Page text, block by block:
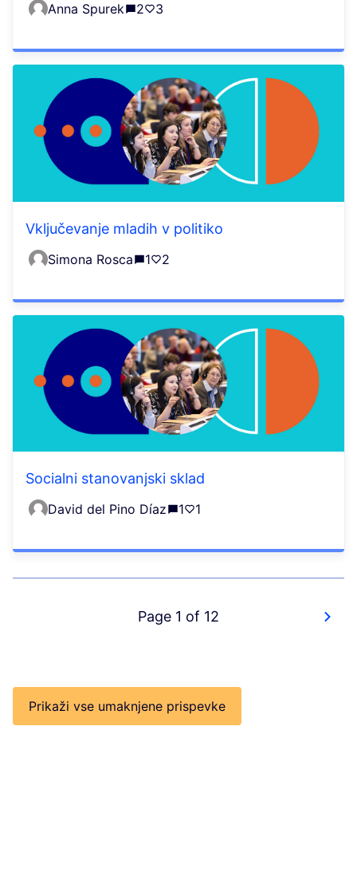
Anna Spurek 2 3
Vključevanje mladih v politiko
Simona Rosca 1 2
Socialni stanovanjski sklad
David del Pino Díaz 1 1
Page 1 of 12
Prikaži vse umaknjene prispevke